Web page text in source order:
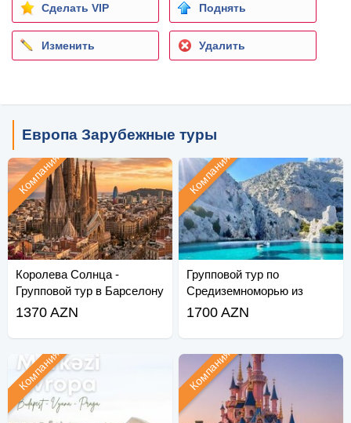
Сделать VIP Поднять
Изменить Удалить
Европа Зарубежные туры
Королева Солнца -
Групповой тур в Барселону
Компания
1370 AZN
Групповой тур по
Средиземноморью из
Барселоны в Рим
Компания
1700 AZN
Компания Компания